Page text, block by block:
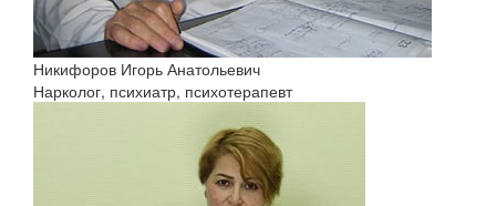
Никифоров Игорь Анатольевич
Нарколог, психиатр, психотерапевт